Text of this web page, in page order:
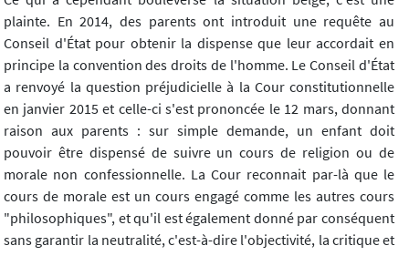
plainte. En 2014, des parents ont introduit une requête au
Conseil d'État pour obtenir la dispense que leur accordait en
principe la convention des droits de l'homme. Le Conseil d'État
a renvoyé la question préjudicielle à la Cour constitutionnelle
en janvier 2015 et celle-ci s'est prononcée le 12 mars, donnant
raison aux parents : sur simple demande, un enfant doit
pouvoir être dispensé de suivre un cours de religion ou de
morale non confessionnelle. La Cour reconnait par-là que le
cours de morale est un cours engagé comme les autres cours
"philosophiques", et qu'il est également donné par conséquent
sans garantir la neutralité, c'est-à-dire l'objectivité, la critique et